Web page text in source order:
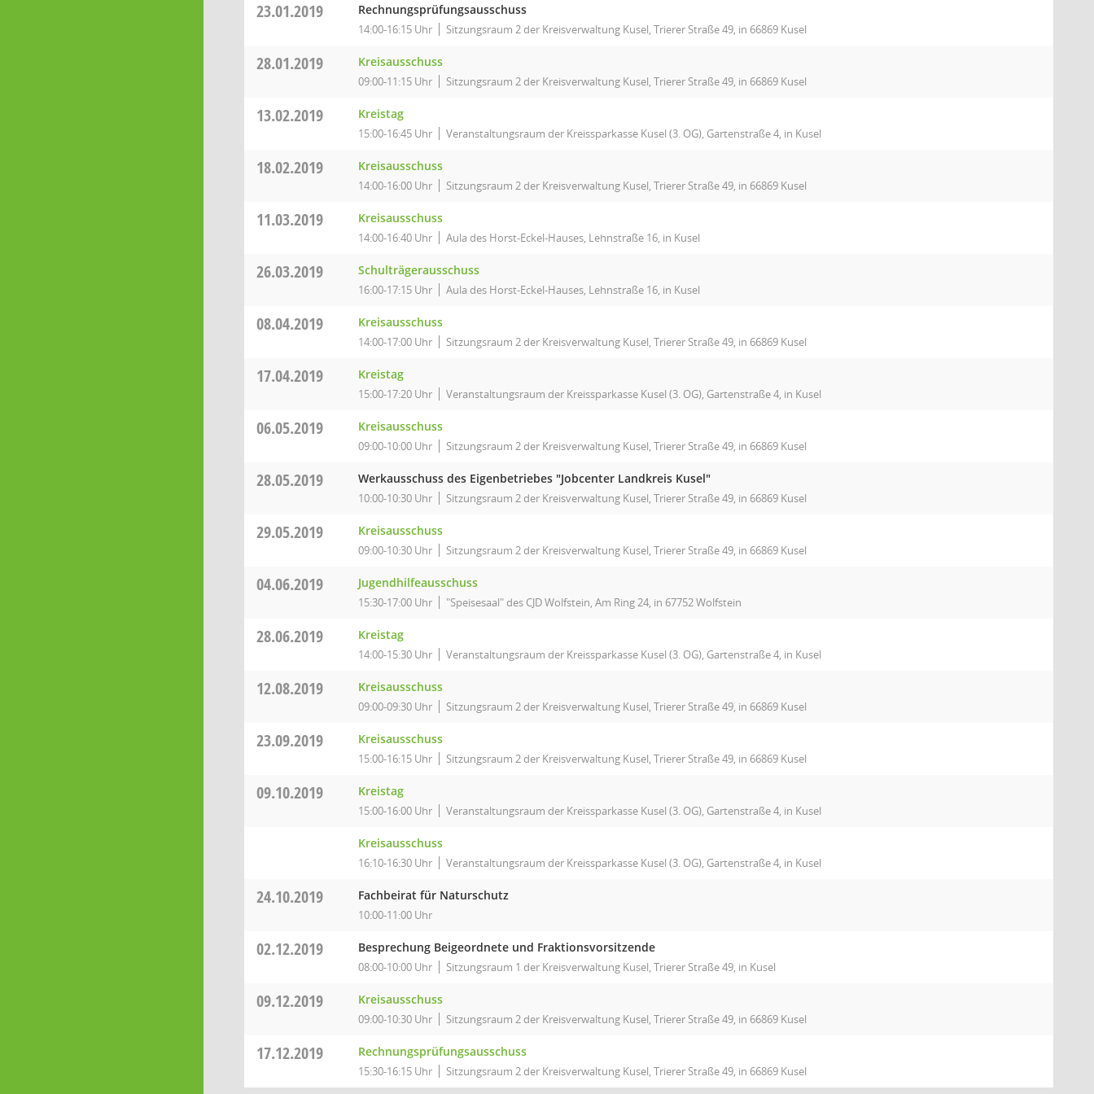
23.01.2019 Rechnungsprüfungsausschuss
14:00-16:15 Uhr Sitzungsraum 2 der Kreisverwaltung Kusel, Trierer Straße 49, in 66869 Kusel
28.01.2019 Kreisausschuss
09:00-11:15 Uhr Sitzungsraum 2 der Kreisverwaltung Kusel, Trierer Straße 49, in 66869 Kusel
13.02.2019 Kreistag
15:00-16:45 Uhr Veranstaltungsraum der Kreissparkasse Kusel (3. OG), Gartenstraße 4, in Kusel
18.02.2019 Kreisausschuss
14:00-16:00 Uhr Sitzungsraum 2 der Kreisverwaltung Kusel, Trierer Straße 49, in 66869 Kusel
11.03.2019 Kreisausschuss
14:00-16:40 Uhr Aula des Horst-Eckel-Hauses, Lehnstraße 16, in Kusel
26.03.2019 Schulträgerausschuss
16:00-17:15 Uhr Aula des Horst-Eckel-Hauses, Lehnstraße 16, in Kusel
08.04.2019 Kreisausschuss
14:00-17:00 Uhr Sitzungsraum 2 der Kreisverwaltung Kusel, Trierer Straße 49, in 66869 Kusel
17.04.2019 Kreistag
15:00-17:20 Uhr Veranstaltungsraum der Kreissparkasse Kusel (3. OG), Gartenstraße 4, in Kusel
06.05.2019 Kreisausschuss
09:00-10:00 Uhr Sitzungsraum 2 der Kreisverwaltung Kusel, Trierer Straße 49, in 66869 Kusel
28.05.2019 Werkausschuss des Eigenbetriebes "Jobcenter Landkreis Kusel"
10:00-10:30 Uhr Sitzungsraum 2 der Kreisverwaltung Kusel, Trierer Straße 49, in 66869 Kusel
29.05.2019 Kreisausschuss
09:00-10:30 Uhr Sitzungsraum 2 der Kreisverwaltung Kusel, Trierer Straße 49, in 66869 Kusel
04.06.2019 Jugendhilfeausschuss
15:30-17:00 Uhr "Speisesaal" des CJD Wolfstein, Am Ring 24, in 67752 Wolfstein
28.06.2019 Kreistag
14:00-15:30 Uhr Veranstaltungsraum der Kreissparkasse Kusel (3. OG), Gartenstraße 4, in Kusel
12.08.2019 Kreisausschuss
09:00-09:30 Uhr Sitzungsraum 2 der Kreisverwaltung Kusel, Trierer Straße 49, in 66869 Kusel
23.09.2019 Kreisausschuss
15:00-16:15 Uhr Sitzungsraum 2 der Kreisverwaltung Kusel, Trierer Straße 49, in 66869 Kusel
09.10.2019 Kreistag
15:00-16:00 Uhr Veranstaltungsraum der Kreissparkasse Kusel (3. OG), Gartenstraße 4, in Kusel
Kreisausschuss
16:10-16:30 Uhr Veranstaltungsraum der Kreissparkasse Kusel (3. OG), Gartenstraße 4, in Kusel
24.10.2019 Fachbeirat für Naturschutz
10:00-11:00 Uhr
02.12.2019 Besprechung Beigeordnete und Fraktionsvorsitzende
08:00-10:00 Uhr Sitzungsraum 1 der Kreisverwaltung Kusel, Trierer Straße 49, in Kusel
09.12.2019 Kreisausschuss
09:00-10:30 Uhr Sitzungsraum 2 der Kreisverwaltung Kusel, Trierer Straße 49, in 66869 Kusel
17.12.2019 Rechnungsprüfungsausschuss
15:30-16:15 Uhr Sitzungsraum 2 der Kreisverwaltung Kusel, Trierer Straße 49, in 66869 Kusel